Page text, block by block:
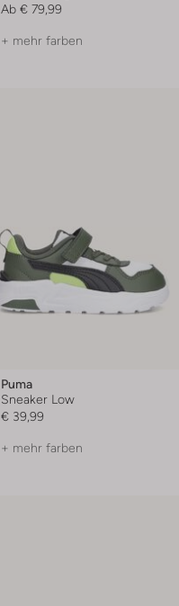
Ab € 79,99
+ mehr farben
Puma
Sneaker Low
€ 39,99
+ mehr farben